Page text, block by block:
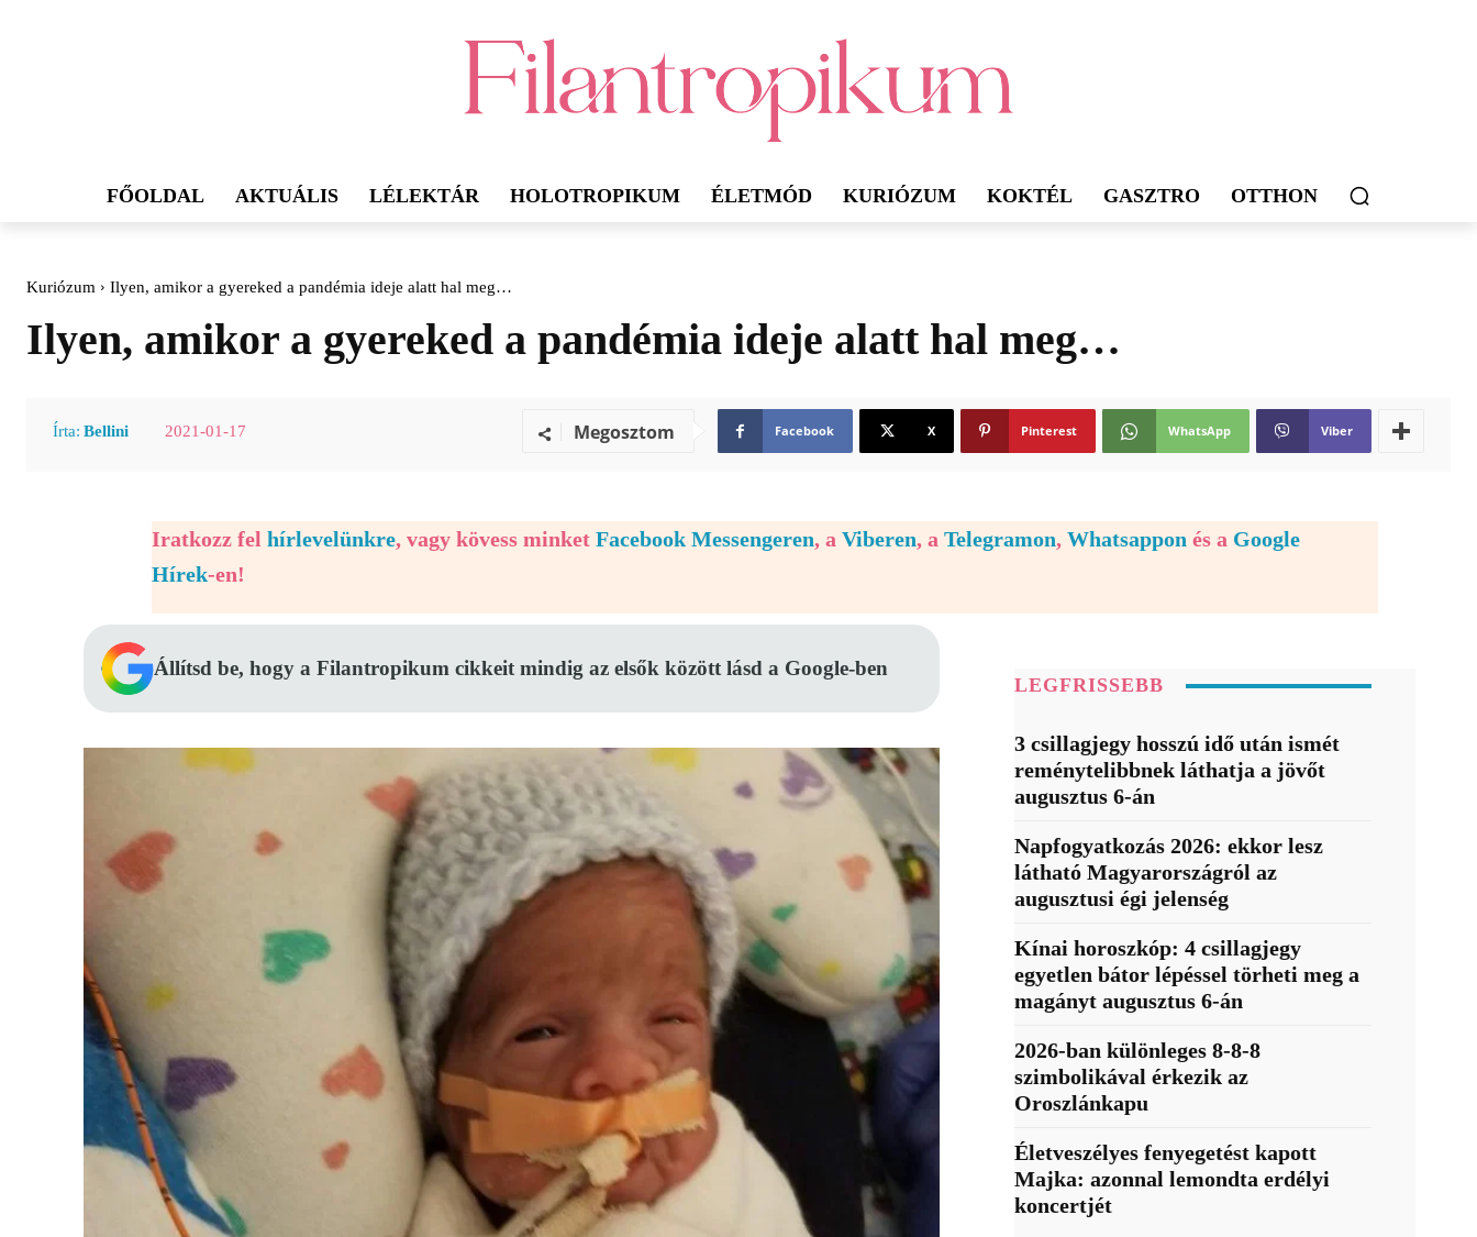
FŐOLDAL AKTUÁLIS LÉLEKTÁR HOLOTROPIKUM ÉLETMÓD KURIÓZUM KOKTÉL GASZTRO OTTHON
Kuriózum Ilyen, amikor a gyereked a pandémia ideje alatt hal meg…
Ilyen, amikor a gyereked a pandémia ideje alatt hal meg…
Írta: Bellini 2021-01-17 Megosztom Facebook X Pinterest WhatsApp Viber
Iratkozz fel hírlevelünkre, vagy kövess minket Facebook Messengeren, a Viberen, a Telegramon, Whatsappon és a Google
Hírek-en!
Állítsd be, hogy a Filantropikum cikkeit mindig az elsők között lásd a Google-ben
LEGFRISSEBB
3 csillagjegy hosszú idő után ismét
reménytelibbnek láthatja a jövőt
augusztus 6-án
Napfogyatkozás 2026: ekkor lesz
látható Magyarországról az
augusztusi égi jelenség
Kínai horoszkóp: 4 csillagjegy
egyetlen bátor lépéssel törheti meg a
magányt augusztus 6-án
2026-ban különleges 8-8-8
szimbolikával érkezik az
Oroszlánkapu
Életveszélyes fenyegetést kapott
Majka: azonnal lemondta erdélyi
koncertjét